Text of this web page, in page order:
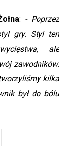
: - Poprzez
gry. Styl ten
ale
zawodników.
kilka
był do bólu